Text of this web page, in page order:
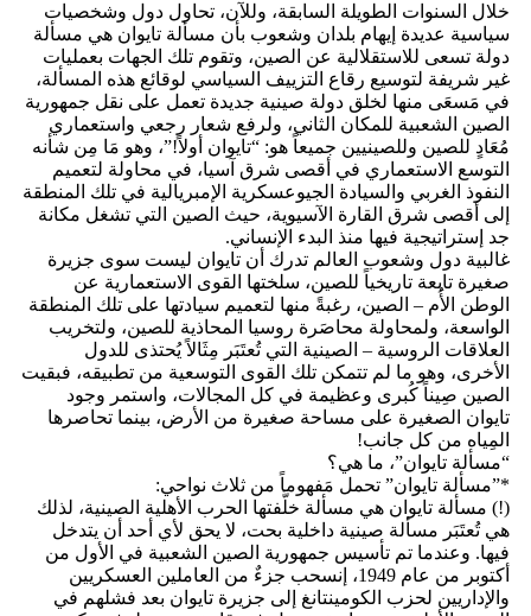
خلال السنوات الطويلة السابقة، وللآن، تحاول دول وشخصيات
سياسية عديدة إيهام بلدان وشعوب بأن مسألة تايوان هي مسألة
دولة تسعى للاستقلالية عن الصين، وتقوم تلك الجهات بعمليات
غير شريفة لتوسيع رقاع التزييف السياسي لوقائع هذه المسألة،
في مَسعَى منها لخلق دولة صينية جديدة تعمل على نقل جمهورية
الصين الشعبية للمكان الثاني، ولرفع شعار رجعي واستعماري
مُعَادٍ للصين وللصينيين جميعاً هو: “تايوان أولاً!”، وهو مَا مِن شأنه
التوسع الاستعماري في أقصى شرق آسيا، في محاولة لتعميم
النفوذ الغربي والسيادة الجيوعسكرية الإمبريالية في تلك المنطقة
إلى أقصى شرق القارة الآسيوية، حيث الصين التي تشغل مكانة
جد إستراتيجية فيها منذ البدء الإنساني.
غالبية دول وشعوب العالم تدرك أن تايوان ليست سوى جزيرة
صغيرة تابعة تاريخياً للصين، سلختها القوى الاستعمارية عن
الوطن الأُم – الصين، رغبةً منها لتعميم سيادتها على تلك المنطقة
الواسعة، ولمحاولة محاصَرة روسيا المحاذية للصين، ولتخريب
العلاقات الروسية – الصينية التي تُعتَبَر مِثَالاً يُحتذى للدول
الأخرى، وهو ما لم تتمكن تلك القوى التوسعية من تطبيقه، فبقيت
الصين صِيناً كُبرى وعظيمة في كل المجالات، واستمر وجود
تايوان الصغيرة على مساحة صغيرة من الأرض، بينما تحاصرها
المِياه من كل جانب!
“مسألة تايوان”، ما هي؟
*”مسألة تايوان” تحمل مَفهوماً من ثلاث نواحي:
(!) مسألة تايوان هي مسألة خلَّفتها الحرب الأهلية الصينية، لذلك
هي تُعتَبَر مسألة صينية داخلية بحت، لا يحق لأي أحد أن يتدخل
فيها. وعندما تم تأسيس جمهورية الصين الشعبية في الأول من
أكتوبر من عام 1949، إنسحب جزءٌ من العاملين العسكريين
والإداريين لحزب الكومينتانغ إلى جزيرة تايوان بعد فشلهم في